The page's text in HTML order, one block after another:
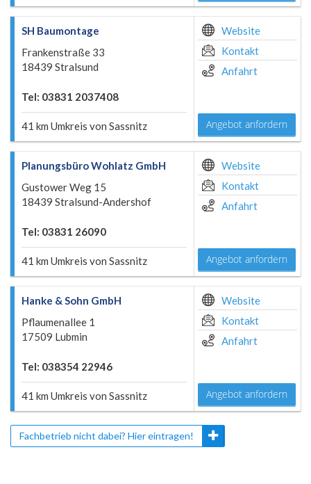
SH Baumontage
Frankenstraße 33
18439 Stralsund
Tel: 03831 2037408
41 km Umkreis von Sassnitz
Website
Kontakt
Anfahrt
Angebot anfordern
Planungsbüro Wohlatz GmbH
Gustower Weg 15
18439 Stralsund-Andershof
Tel: 03831 26090
41 km Umkreis von Sassnitz
Website
Kontakt
Anfahrt
Angebot anfordern
Hanke & Sohn GmbH
Pflaumenallee 1
17509 Lubmin
Tel: 038354 22946
41 km Umkreis von Sassnitz
Website
Kontakt
Anfahrt
Angebot anfordern
Fachbetrieb nicht dabei? Hier eintragen!